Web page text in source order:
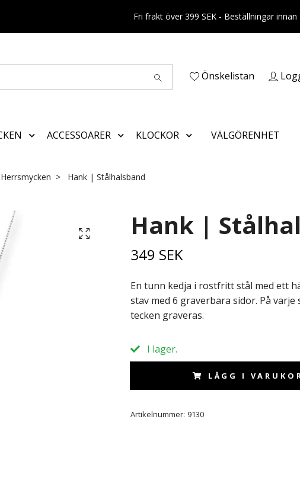
Fri frakt över 399 SEK - Beställningar
Önskelistan
ACCESSOARER KLOCKOR VÄLGÖRENHET
Herrsmycken Hank | Stålhalsband
Hank |
349 SEK
En tunn kedja i rostfritt stål med ett
stav med 6 graverbara sidor. På varje
tecken graveras.
I lager.
LÄGG I
Artikelnummer: 9130